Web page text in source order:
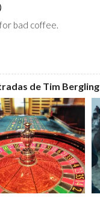
www.theidealist.es
bad coffee.
de Tim Bergling